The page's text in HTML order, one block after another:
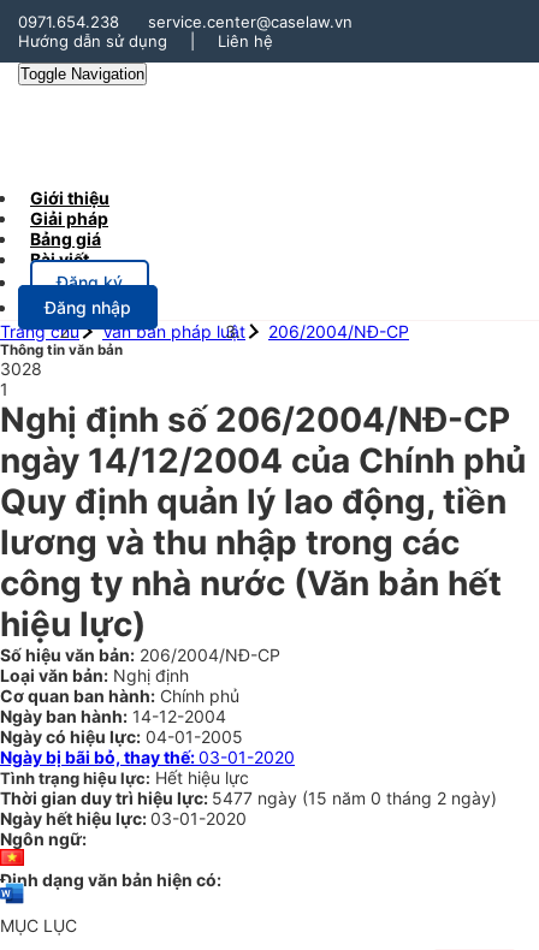
0971.654.238
service.center@caselaw.vn
Hướng dẫn sử dụng
Liên hệ
Toggle Navigation
Giới thiệu
Giải pháp
Bảng giá
Bài viết
Đăng ký
Đăng nhập
Trang chủ
Văn bản pháp luật 206/2004/NĐ-CP
Thông tin văn bản
3028
1
Nghị định số 206/2004/NĐ-CP
ngày 14/12/2004 của Chính phủ
Quy định quản lý lao động, tiền
lương và thu nhập trong các
công ty nhà nước (Văn bản hết
hiệu lực)
Số hiệu văn bản: 206/2004/NĐ-CP
Loại văn bản: Nghị định
Cơ quan ban hành: Chính phủ
Ngày ban hành: 14-12-2004
Ngày có hiệu lực: 04-01-2005
Ngày bị bãi bỏ, thay thế:03-01-2020
Tình trạng hiệu lực: Hết hiệu lực
Thời gian duy trì hiệu lực: 5477 ngày (15 năm 0 tháng 2 ngày)
Ngày hết hiệu lực:03-01-2020
Ngôn ngữ:
Định dạng văn bản hiện có:
MỤC LỤC